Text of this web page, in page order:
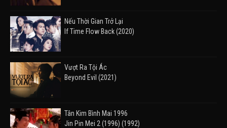
Nếu Thời Gian Trở Lại
If Time Flow Back (2020)
Vượt Ra Tội Ác
Beyond Evil (2021)
Tân Kim Bình Mai 1996
Jin Pin Mei 2 (1996) (1992)